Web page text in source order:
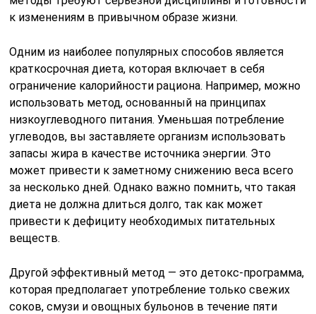
к изменениям в привычном образе жизни.
Одним из наиболее популярных способов является
краткосрочная диета, которая включает в себя
ограничение калорийности рациона. Например, можно
использовать метод, основанный на принципах
низкоуглеводного питания. Уменьшая потребление
углеводов, вы заставляете организм использовать
запасы жира в качестве источника энергии. Это
может привести к заметному снижению веса всего
за несколько дней. Однако важно помнить, что такая
диета не должна длиться долго, так как может
привести к дефициту необходимых питательных
веществ.
Другой эффективный метод — это детокс-программа,
которая предполагает употребление только свежих
соков, смузи и овощных бульонов в течение пяти